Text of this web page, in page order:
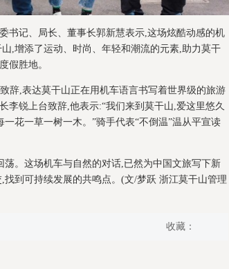
书记、局长、董事长郭新慧表示,这场炫酷动感的机
,增添了运动、时尚、年轻和潮流的元素,助力莫干
假胜地。
辞,表达莫干山正在用机车语言书写着世界级的旅游
李锐上台致辞,他表示:“我们来到莫干山,爱这里悠久
花一草一树一木。”骑手代表“不倒温”温从平宣读
。这场机车与自然的对话,已然为中国文旅写下新
到可持续发展的共鸣点。(文/梦跃 浙江莫干山管理
收藏：